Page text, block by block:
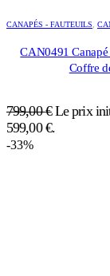
CANAPÉS - FAUTEUILS
CAN0491
Coffre
799,00€ Le prix
599,00 €.
-33%